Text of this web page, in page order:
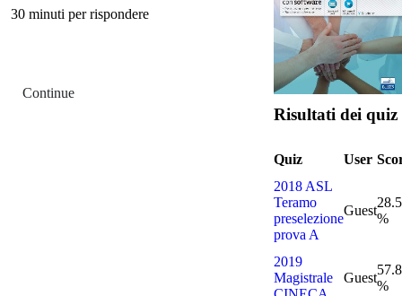
30 minuti per rispondere
Continue
Risultati dei quiz
Quiz User
2018 ASL
Teramo
preselezione
prova A
Guest
%
2019
Magistrale
Guest
%